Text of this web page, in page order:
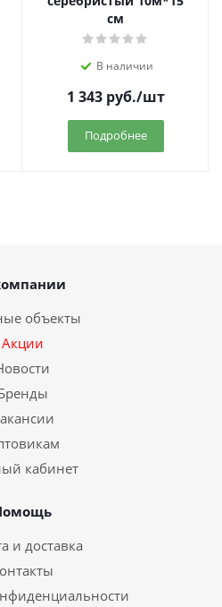
см
В наличии
1 343руб./шт
Подробнее
объекты
Акции
кабинет
и доставка